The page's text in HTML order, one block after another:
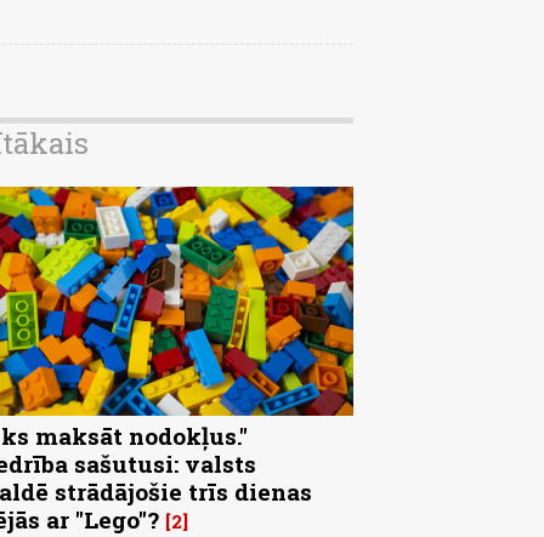
maksāt nodokļus."
sašutusi: valsts
strādājošie trīs dienas
ar "Lego"? 2